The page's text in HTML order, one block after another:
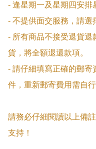
- 逢星期一及星期四安排
- 不提供面交服務，請選
- 所有商品不接受退貨
貨，將全額退還款項。
- 請仔細填寫正確的郵
件，重新郵寄費用需自行
請務必仔細閱讀以上備
支持！